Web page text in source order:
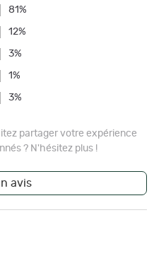
81%
12%
3%
1%
3%
partager votre expérience
? N'hésitez plus !
avis